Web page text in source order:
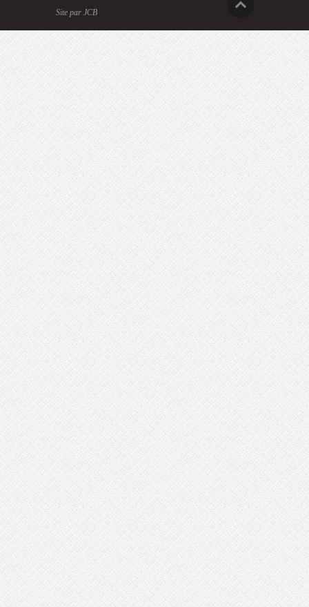
Site par JCB